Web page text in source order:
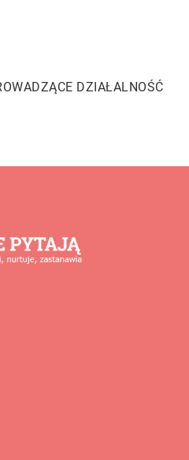
DZIAŁALNOŚĆ